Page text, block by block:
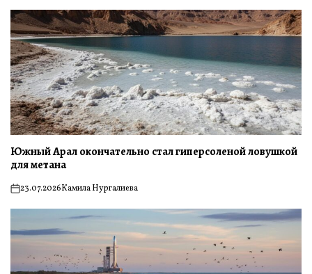
Южный Арал окончательно стал гиперсоленой ловушкой
для метана
on23.07.2026Камила Нургалиева